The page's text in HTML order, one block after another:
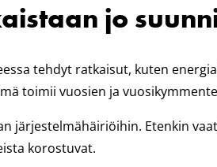
jo
tehdyt ratkaisut, kuten
toimii vuosien ja
järjestelmähäiriöihin. Etenkin
korostuvat.